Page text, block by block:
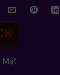
Mật